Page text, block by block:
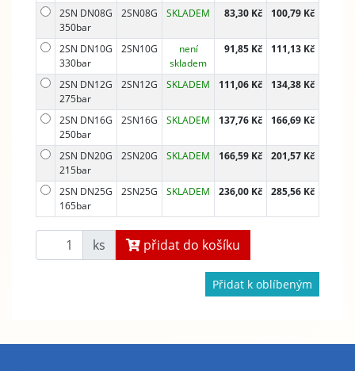
2SN DN08G
350bar
2SN08G SKLADEM 83,30 Kč 100,79 Kč
2SN DN10G
330bar
2SN10G
není
skladem
91,85 Kč 111,13 Kč
2SN DN12G
275bar
2SN12G SKLADEM 111,06 Kč 134,38 Kč
2SN DN16G
250bar
2SN16G SKLADEM 137,76 Kč 166,69 Kč
2SN DN20G
215bar
2SN20G SKLADEM 166,59 Kč 201,57 Kč
2SN DN25G
165bar
2SN25G SKLADEM 236,00 Kč 285,56 Kč
ks přidat do košíku
Přidat k oblíbeným